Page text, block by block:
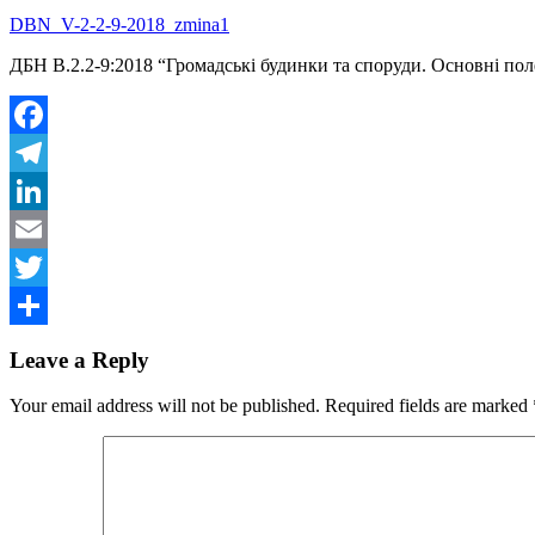
DBN_V-2-2-9-2018_zmina1
ДБН В.2.2-9:2018 “Громадські будинки та споруди. Основні
Facebook
Telegram
LinkedIn
Email
Twitter
Leave a Reply
Your email address will not be published. Required fields are marked